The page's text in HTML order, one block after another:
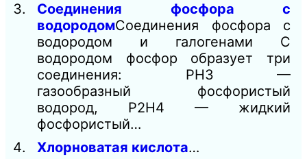
Соединения фосфора с
водородомСоединения фосфора с
водородом и галогенами С
водородом фосфор образует три
соединения: РН3 —
газообразный фосфористый
водород, Р2Н4 — жидкий
фосфористый…
Хлорноватая кислота…